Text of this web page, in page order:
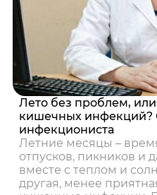
Лето без проблем,
кишечных инфекций?
инфекциониста
Летние месяцы –
отпусков, пикников и
вместе с теплом и
другая, менее